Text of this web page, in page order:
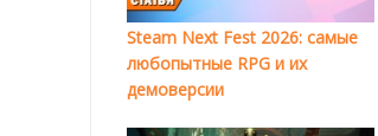
Steam Next Fest 2026: самые
любопытные RPG и их
демоверсии